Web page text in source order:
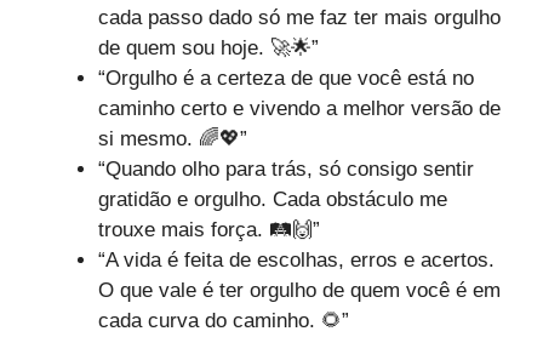
cada passo dado só me faz ter mais orgulho
de quem sou hoje. 🚀🌟”
“Orgulho é a certeza de que você está no
caminho certo e vivendo a melhor versão de
si mesmo. 🌈💖”
“Quando olho para trás, só consigo sentir
gratidão e orgulho. Cada obstáculo me
trouxe mais força. 🛤️🙌”
“A vida é feita de escolhas, erros e acertos.
O que vale é ter orgulho de quem você é em
cada curva do caminho. 🌻”